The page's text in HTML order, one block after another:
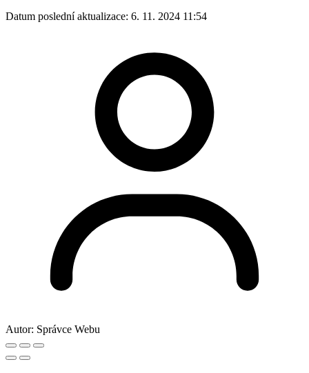
Datum poslední aktualizace: 6. 11. 2024 11:54
Autor: Správce Webu